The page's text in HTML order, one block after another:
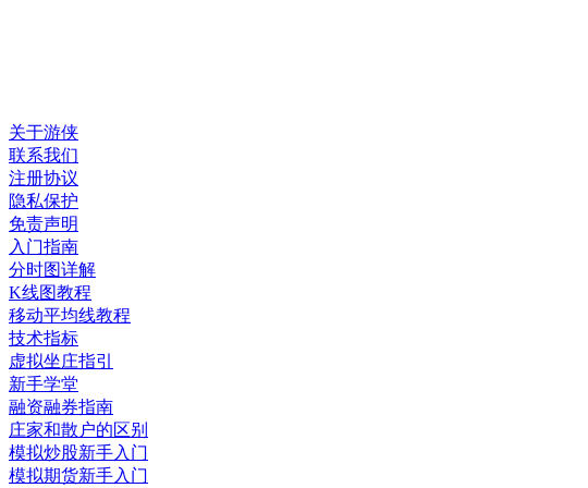
关于游侠
联系我们
注册协议
隐私保护
免责声明
入门指南
分时图详解
K线图教程
移动平均线教程
技术指标
虚拟坐庄指引
新手学堂
融资融券指南
庄家和散户的区别
模拟炒股新手入门
模拟期货新手入门